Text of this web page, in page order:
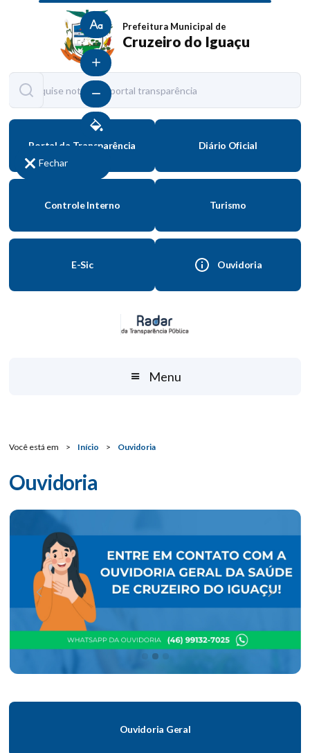
Tamanho normal
Aumentar fonte
Diminuir fonte
Fechar
Prefeitura Municipal de
Cruzeiro do Iguaçu
Portal da Transparência Diário Oficial
Controle Interno Turismo
E-Sic Ouvidoria
Menu
Você está em > Início > Ouvidoria
Ouvidoria
Ouvidoria Geral